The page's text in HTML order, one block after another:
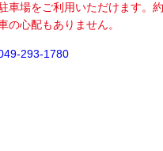
車場をご利用いただけます。
の心配もありません。
293-1780